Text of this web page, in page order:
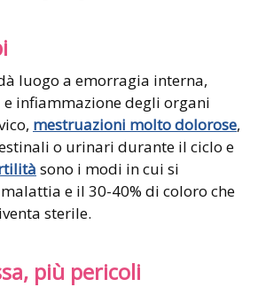
luogo a emorragia interna,
infiammazione degli organi
mestruazioni molto dolorose,
o urinari durante il ciclo e
sono i modi in cui si
e il 30-40% di coloro che
sterile.
più pericoli